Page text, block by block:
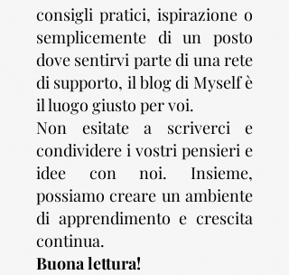
consigli pratici, ispirazione o
semplicemente di un posto
dove sentirvi parte di una rete
di supporto, il blog di Myself è
il luogo giusto per voi.
Non esitate a scriverci e
condividere i vostri pensieri e
idee con noi. Insieme,
possiamo creare un ambiente
di apprendimento e crescita
continua.
Buona lettura!